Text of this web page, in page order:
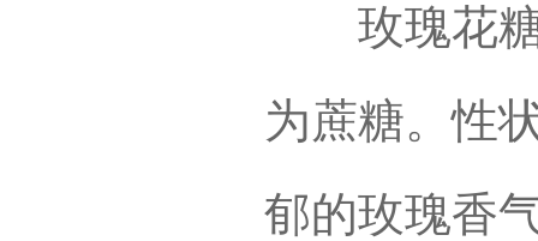
玫瑰花糖
为蔗糖。性
郁的玫瑰香